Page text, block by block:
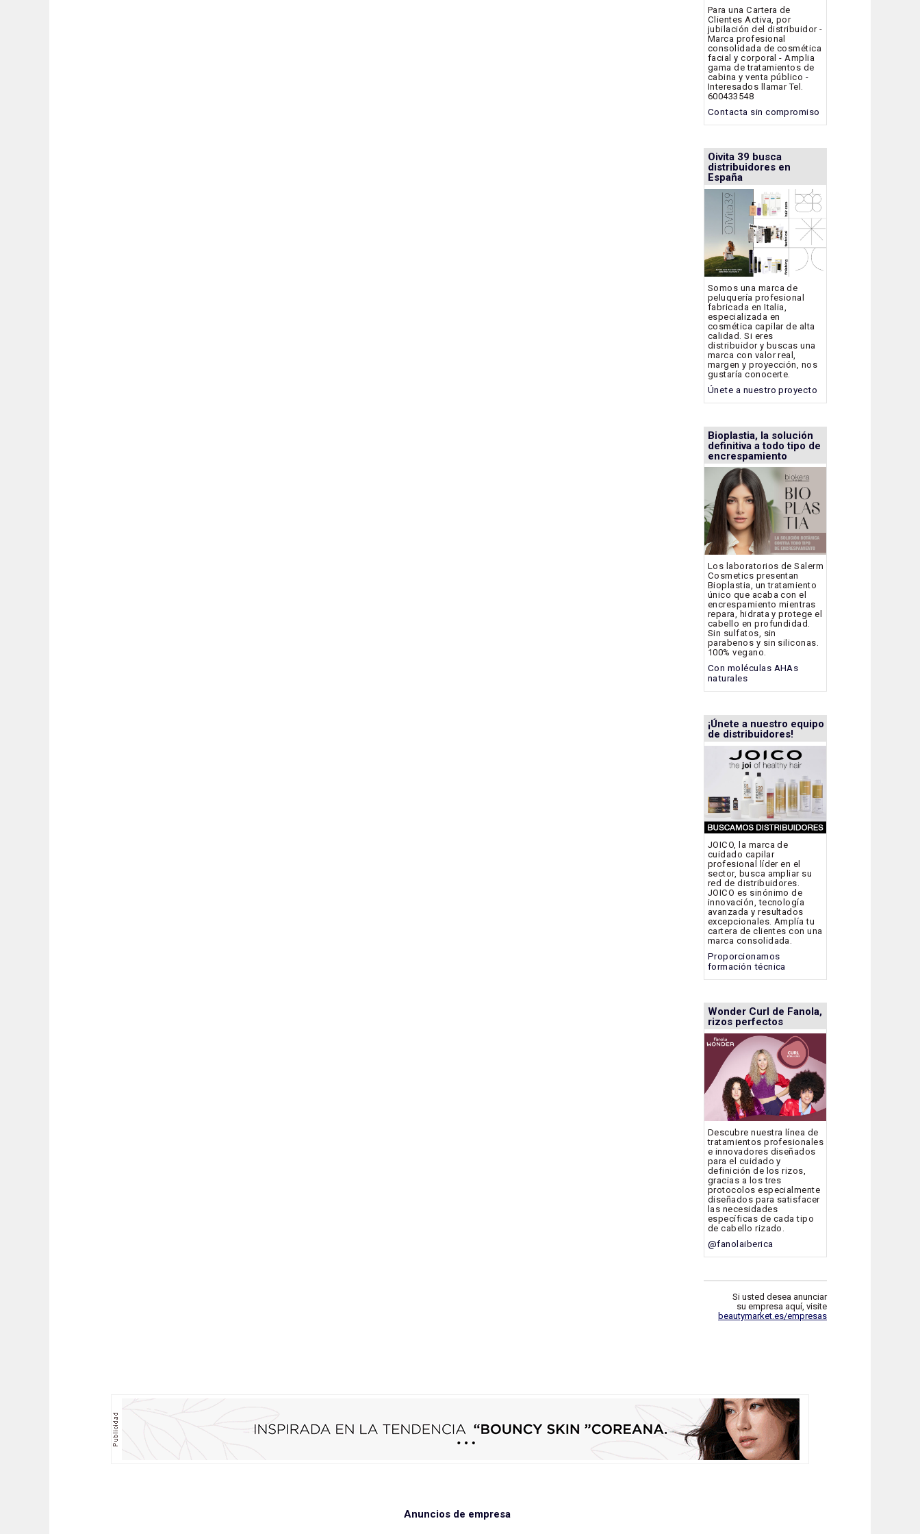
Para una Cartera de
Clientes Activa, por
jubilación del distribuidor -
Marca profesional
consolidada de cosmética
facial y corporal - Amplia
gama de tratamientos de
cabina y venta público -
Interesados llamar Tel.
600433548
Contacta sin compromiso
Oivita 39 busca
distribuidores en
España
Somos una marca de
peluquería profesional
fabricada en Italia,
especializada en
cosmética capilar de alta
calidad. Si eres
distribuidor y buscas una
marca con valor real,
margen y proyección, nos
gustaría conocerte.
Únete a nuestro proyecto
Bioplastia, la solución
definitiva a todo tipo de
encrespamiento
Los laboratorios de Salerm
Cosmetics presentan
Bioplastia, un tratamiento
único que acaba con el
encrespamiento mientras
repara, hidrata y protege el
cabello en profundidad.
Sin sulfatos, sin
parabenos y sin siliconas.
100% vegano.
Con moléculas AHAs
naturales
¡Únete a nuestro equipo
de distribuidores!
JOICO, la marca de
cuidado capilar
profesional líder en el
sector, busca ampliar su
red de distribuidores.
JOICO es sinónimo de
innovación, tecnología
avanzada y resultados
excepcionales. Amplía tu
cartera de clientes con una
marca consolidada.
Proporcionamos
formación técnica
Wonder Curl de Fanola,
rizos perfectos
Descubre nuestra línea de
tratamientos profesionales
e innovadores diseñados
para el cuidado y
definición de los rizos,
gracias a los tres
protocolos especialmente
diseñados para satisfacer
las necesidades
específicas de cada tipo
de cabello rizado.
@fanolaiberica
Si usted desea anunciar
su empresa aquí, visite
beautymarket.es/empresas
Anuncios de empresa